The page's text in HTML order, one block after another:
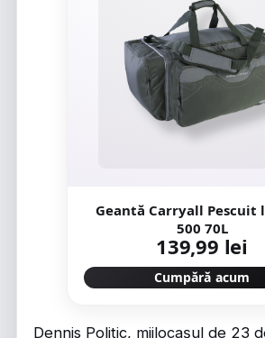
Geantă Carryall Pescuit
500 70L
139,99 lei
Cumpără acum
Dennis Politic, mijlocașul de 23